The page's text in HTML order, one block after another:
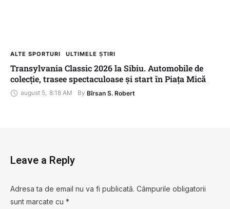
ALTE SPORTURI ULTIMELE ȘTIRI
Transylvania Classic 2026 la Sibiu. Automobile de
colecție, trasee spectaculoase și start în Piața Mică
august 5, 8:18 AM By Bîrsan S. Robert
Leave a Reply
Adresa ta de email nu va fi publicată. Câmpurile obligatorii
sunt marcate cu *